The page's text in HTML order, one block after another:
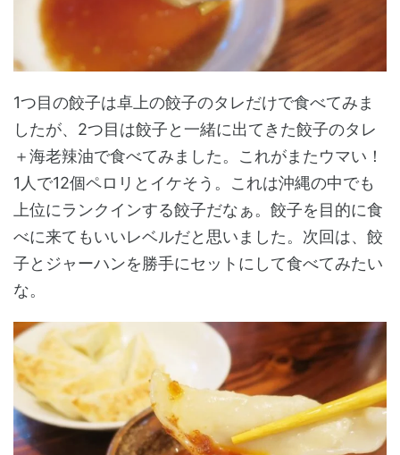
1つ目の餃子は卓上の餃子のタレだけで食べてみま
したが、2つ目は餃子と一緒に出てきた餃子のタレ
＋海老辣油で食べてみました。これがまたウマい！
1人で12個ペロリとイケそう。これは沖縄の中でも
上位にランクインする餃子だなぁ。餃子を目的に食
べに来てもいいレベルだと思いました。次回は、餃
子とジャーハンを勝手にセットにして食べてみたい
な。